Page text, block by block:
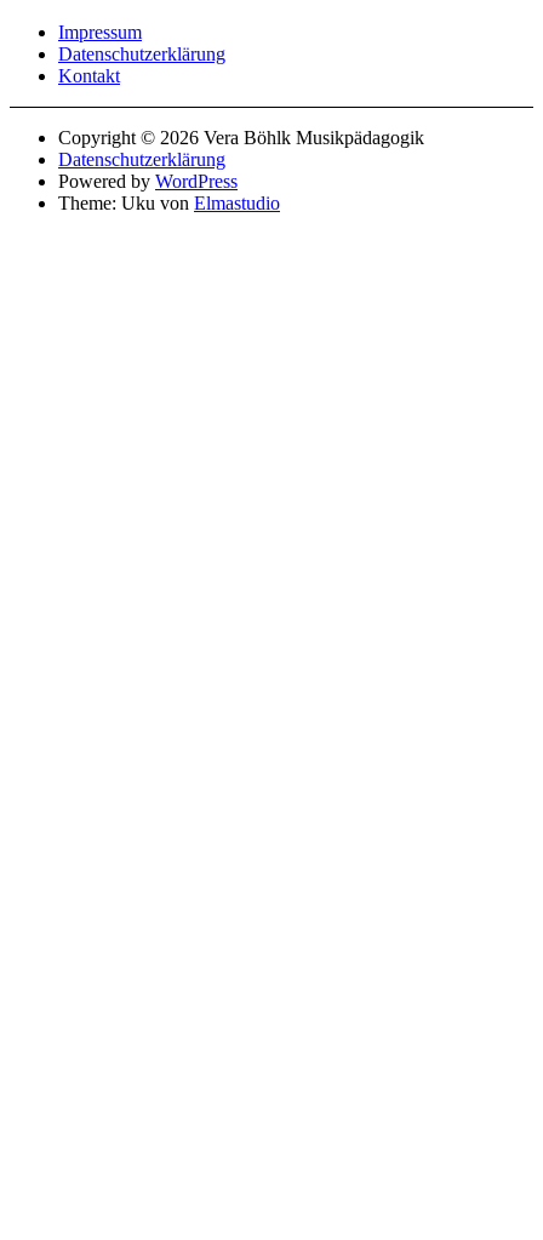
Impressum
Datenschutzerklärung
Kontakt
Copyright © 2026 Vera Böhlk Musikpädagogik
Datenschutzerklärung
Powered by WordPress
Theme: Uku von Elmastudio